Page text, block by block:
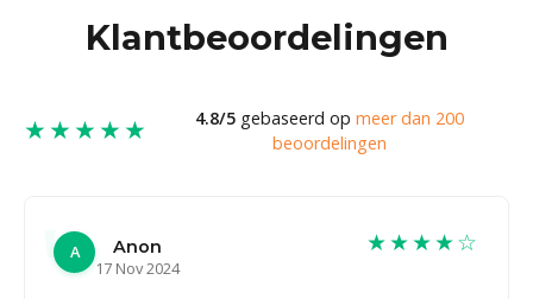
Klantbeoordelingen
★★★★★ 4.8/5gebaseerd op meer dan 200
beoordelingen
A
Anon
17 Nov 2024
★★★★☆